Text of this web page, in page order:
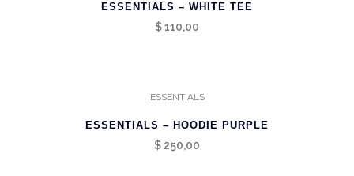
ESSENTIALS – WHITE TEE
$110,00
ESSENTIALS
ESSENTIALS – HOODIE PURPLE
$ 250,00